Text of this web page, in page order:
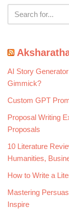
AI Story
Gimmick?
Custom GPT
Proposal Writing
Proposals
10 Literature
Humanities,
How to Write a
Mastering
Inspire